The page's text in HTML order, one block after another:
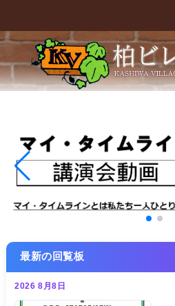
柏ビレジ
最新の回覧板
2026 8月8日